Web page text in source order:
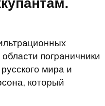
пограничники
мира и
который